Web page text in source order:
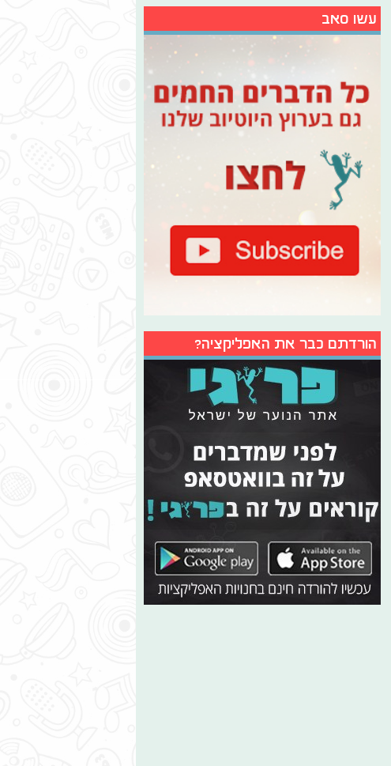
עשו סאב
הורדתם כבר את האפליקציה?